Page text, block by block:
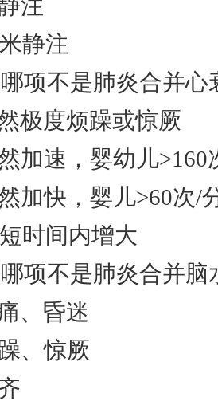
注
静注
不是肺炎合并心
度烦躁或惊厥
速，婴幼儿>160
快，婴儿>60次/
间内增大
不是肺炎合并脑
、昏迷
、惊厥